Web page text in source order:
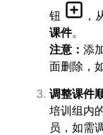
钮
，
课件。
注意： 添
面删除，
调整课件
培训组内
员，如需